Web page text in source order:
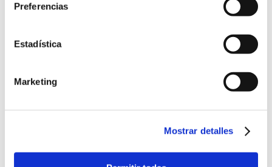
Preferencias
Estadística
Marketing
Mostrar detalles
NUEVAS TECNOLOGÍAS
Programa de formación en
mejorar la productividad en las
13
Programa de formación en
inteligencia artificial aplicada
para economistas - Taller en
Streaming: Uso etico y legal de
la IA